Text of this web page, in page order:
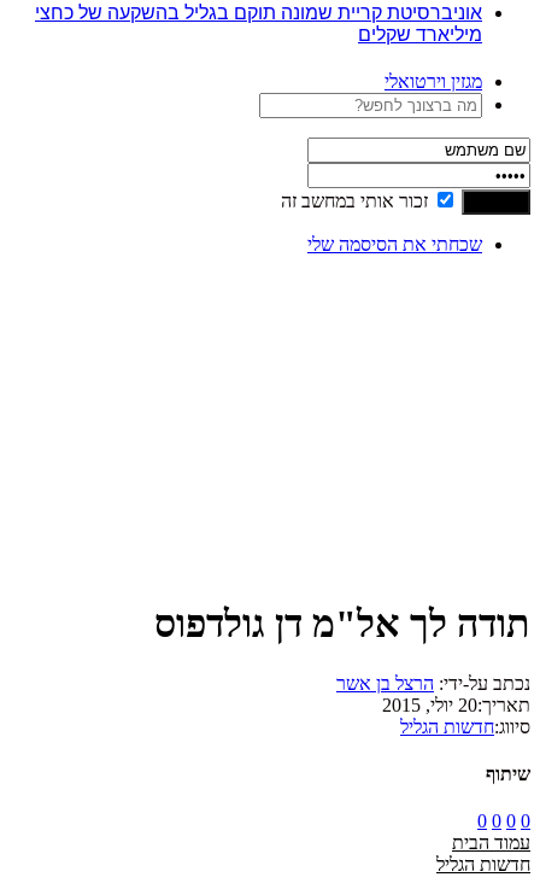
אוניברסיטת קריית שמונה תוקם בגליל בהשקעה של כחצי
מיליארד שקלים
מגזין וירטואלי
זכור אותי במחשב זה
שכחתי את הסיסמה שלי
תודה לך אל"מ דן גולדפוס
נכתב על-ידי: הרצל בן אשר
תאריך:20 יולי, 2015
סיווג:חדשות הגליל
שיתוף
0
0
0
0
עמוד הבית
חדשות הגליל